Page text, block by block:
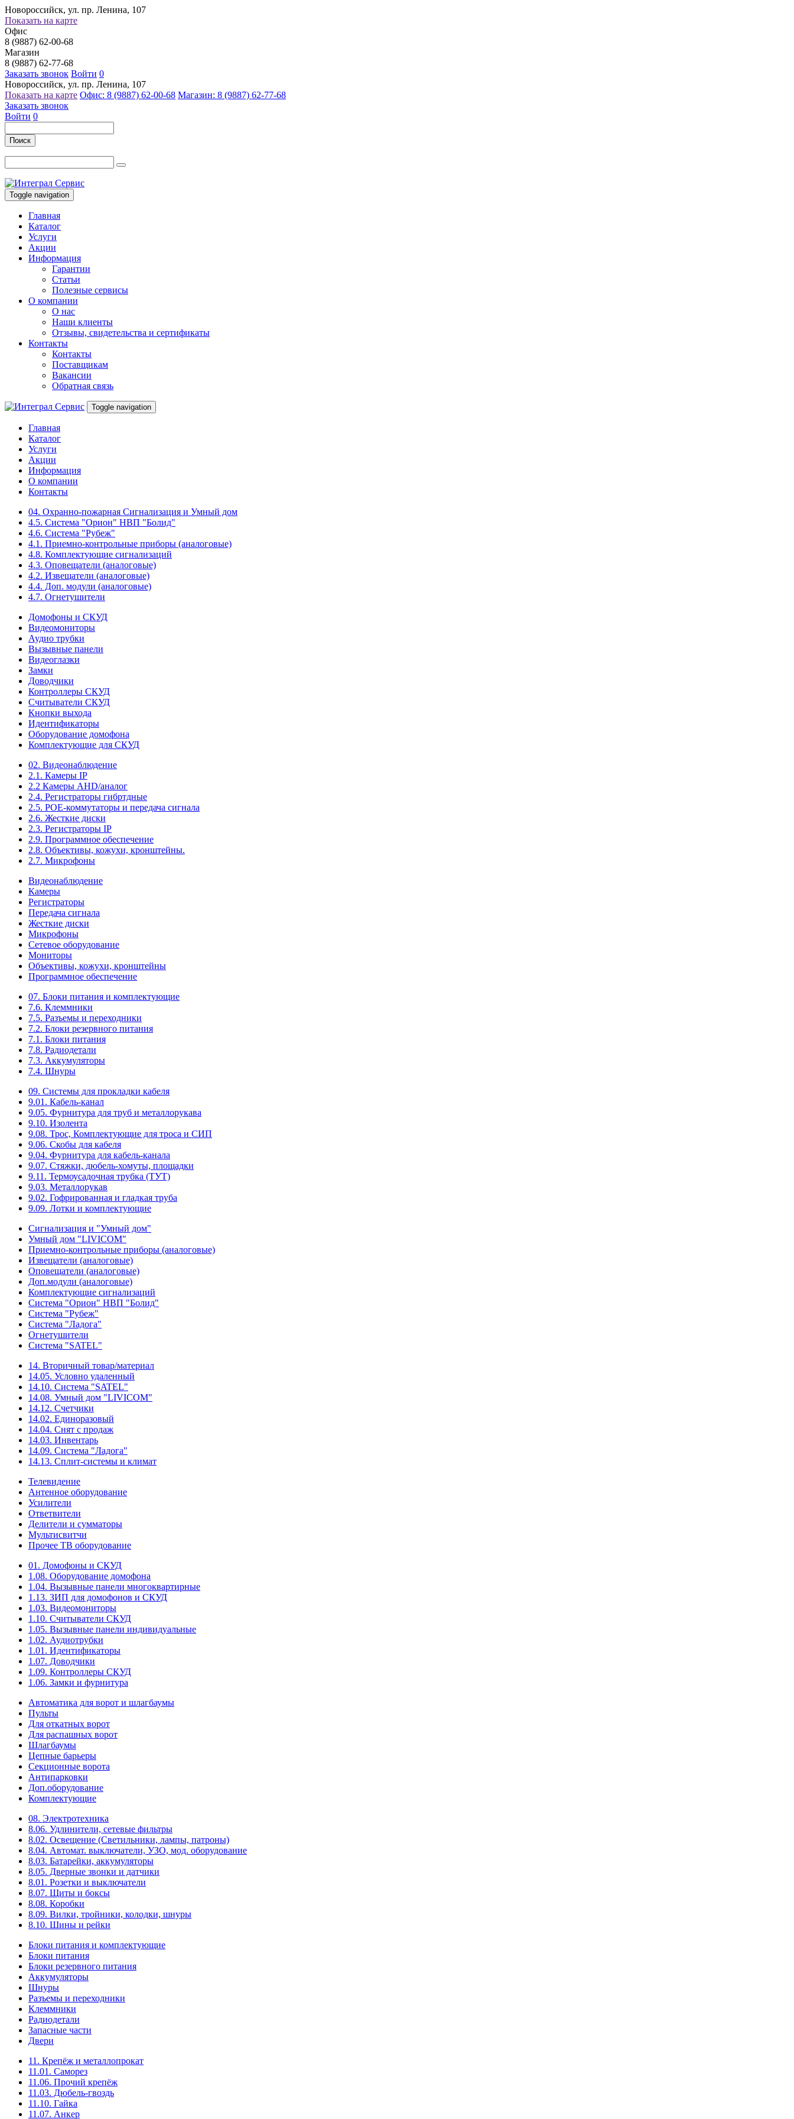
Новороссийск, ул. пр. Ленина, 107
Показать на карте
Офис
8 (9887) 62-00-68
Магазин
8 (9887) 62-77-68
Заказать звонок Войти 0
Новороссийск, ул. пр. Ленина, 107
Показать на карте Офис: 8 (9887) 62-00-68 Магазин: 8 (9887) 62-77-68
Заказать звонок
Войти 0
Поиск
Toggle navigation
Главная
Каталог
Услуги
Акции
Информация
Гарантии
Статьи
Полезные сервисы
О компании
О нас
Наши клиенты
Отзывы, свидетельства и сертификаты
Контакты
Контакты
Поставщикам
Вакансии
Обратная связь
Toggle navigation
Главная
Каталог
Услуги
Акции
Информация
О компании
Контакты
04. Охранно-пожарная Сигнализация и Умный дом
4.5. Система "Орион" НВП "Болид"
4.6. Система "Рубеж"
4.1. Приемно-контрольные приборы (аналоговые)
4.8. Комплектующие сигнализаций
4.3. Оповещатели (аналоговые)
4.2. Извещатели (аналоговые)
4.4. Доп. модули (аналоговые)
4.7. Огнетушители
Домофоны и СКУД
Видеомониторы
Аудио трубки
Вызывные панели
Видеоглазки
Замки
Доводчики
Контроллеры СКУД
Считыватели СКУД
Кнопки выхода
Идентификаторы
Оборудование домофона
Комплектующие для СКУД
02. Видеонаблюдение
2.1. Камеры IP
2.2 Камеры AHD/аналог
2.4. Регистраторы гибртдные
2.5. РОЕ-коммутаторы и передача сигнала
2.6. Жесткие диски
2.3. Регистраторы IP
2.9. Программное обеспечение
2.8. Объективы, кожухи, кронштейны.
2.7. Микрофоны
Видеонаблюдение
Камеры
Регистраторы
Передача сигнала
Жесткие диски
Микрофоны
Сетевое оборудование
Мониторы
Объективы, кожухи, кронштейны
Программное обеспечение
07. Блоки питания и комплектующие
7.6. Клеммники
7.5. Разъемы и переходники
7.2. Блоки резервного питания
7.1. Блоки питания
7.8. Радиодетали
7.3. Аккумуляторы
7.4. Шнуры
09. Системы для прокладки кабеля
9.01. Кабель-канал
9.05. Фурнитура для труб и металлорукава
9.10. Изолента
9.08. Трос, Комплектующие для троса и СИП
9.06. Скобы для кабеля
9.04. Фурнитура для кабель-канала
9.07. Стяжки, дюбель-хомуты, площадки
9.11. Термоусадочная трубка (ТУТ)
9.03. Металлорукав
9.02. Гофрированная и гладкая труба
9.09. Лотки и комплектующие
Сигнализация и "Умный дом"
Умный дом "LIVICOM"
Приемно-контрольные приборы (аналоговые)
Извещатели (аналоговые)
Оповещатели (аналоговые)
Доп.модули (аналоговые)
Комплектующие сигнализаций
Система "Орион" НВП "Болид"
Система "Рубеж"
Система "Ладога"
Огнетушители
Система "SATEL"
14. Вторичный товар/материал
14.05. Условно удаленный
14.10. Система "SATEL"
14.08. Умный дом "LIVICOM"
14.12. Счетчики
14.02. Единоразовый
14.04. Снят с продаж
14.03. Инвентарь
14.09. Система "Ладога"
14.13. Сплит-системы и климат
Телевидение
Антенное оборудование
Усилители
Ответвители
Делители и сумматоры
Мультисвитчи
Прочее ТВ оборудование
01. Домофоны и СКУД
1.08. Оборудование домофона
1.04. Вызывные панели многоквартирные
1.13. ЗИП для домофонов и СКУД
1.03. Видеомониторы
1.10. Считыватели СКУД
1.05. Вызывные панели индивидуальные
1.02. Аудиотрубки
1.01. Идентификаторы
1.07. Доводчики
1.09. Контроллеры СКУД
1.06. Замки и фурнитура
Автоматика для ворот и шлагбаумы
Пульты
Для откатных ворот
Для распашных ворот
Шлагбаумы
Цепные барьеры
Секционные ворота
Антипарковки
Доп.оборудование
Комплектующие
08. Электротехника
8.06. Удлинители, сетевые фильтры
8.02. Освещение (Светильники, лампы, патроны)
8.04. Автомат. выключатели, УЗО, мод. оборудование
8.03. Батарейки, аккумуляторы
8.05. Дверные звонки и датчики
8.01. Розетки и выключатели
8.07. Щиты и боксы
8.08. Коробки
8.09. Вилки, тройники, колодки, шнуры
8.10. Шины и рейки
Блоки питания и комплектующие
Блоки питания
Блоки резервного питания
Аккумуляторы
Шнуры
Разъемы и переходники
Клеммники
Радиодетали
Запасные части
Двери
11. Крепёж и металлопрокат
11.01. Саморез
11.06. Прочий крепёж
11.03. Дюбель-гвоздь
11.10. Гайка
11.07. Анкер